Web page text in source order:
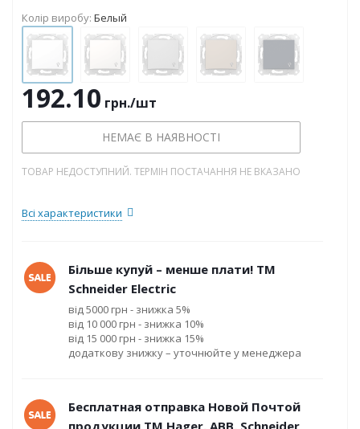
Колір виробу: Белый
192.10 грн./шт
НЕМАЄ В НАЯВНОСТІ
ТОВАР НЕДОСТУПНИЙ. ТЕРМІН ПОСТАЧАННЯ НЕ ВКАЗАНО
Всі характеристики
Більше купуй – менше плати! ТМ
Schneider Electric
від 5000 грн - знижка 5%
від 10 000 грн - знижка 10%
від 15 000 грн - знижка 15%
додаткову знижку – уточнюйте у менеджера
Бесплатная отправка Новой Почтой